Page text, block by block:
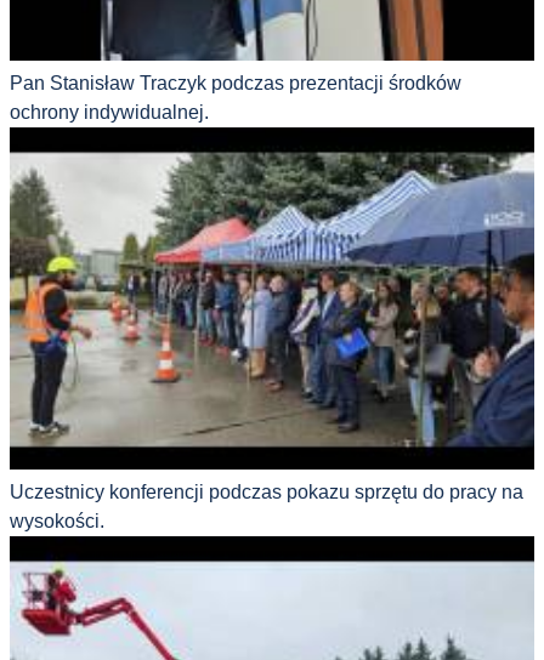
Pan Stanisław Traczyk podczas prezentacji środków
ochrony indywidualnej.
Uczestnicy konferencji podczas pokazu sprzętu do pracy na
wysokości.